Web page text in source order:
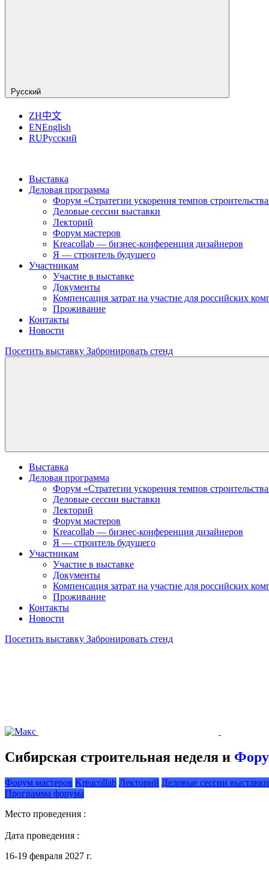
Русский
ZH中文
ENEnglish
RUРусский
Выставка
Деловая программа
Форум «Стратегии ускорения темпов
Деловые сессии выставки
Лекторий
Форум мастеров
Kreacollab — бизнес-конференция дизайнеров
Я — строитель будущего
Участникам
Участие в выставке
Документы
Компенсация затрат на участие для российских
Проживание
Контакты
Новости
Посетить выставку Забронировать стенд
Выставка
Деловая программа
Форум «Стратегии ускорения темпов
Деловые сессии выставки
Лекторий
Форум мастеров
Kreacollab — бизнес-конференция дизайнеров
Я — строитель будущего
Участникам
Участие в выставке
Документы
Компенсация затрат на участие для российских
Проживание
Контакты
Новости
Посетить выставку Забронировать стенд
Сибирская строительная неделя и
Форум мастеров Kreacollab Лекторий Деловые сессии выставки
Программа форума
Место проведения :
Дата проведения :
16-19 февраля 2027 г.